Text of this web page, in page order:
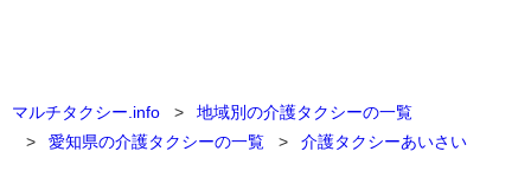
マルチタクシー.info
地域別の介護タクシーの一覧
愛知県の介護タクシーの一覧
介護タクシーあいさい